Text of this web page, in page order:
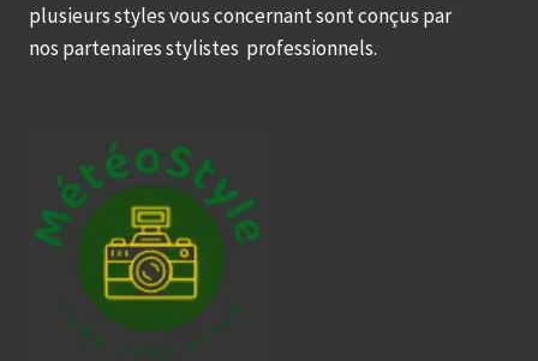
plusieurs styles vous concernant sont conçus par
nos partenaires stylistes professionnels.